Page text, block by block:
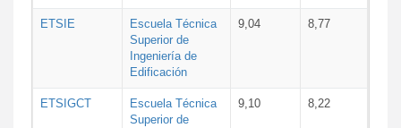
ETSIE
Escuela Técnica
Superior de
Ingeniería de
Edificación
9,04 8,77
ETSIGCT
Escuela Técnica
Superior de
9,10 8,22